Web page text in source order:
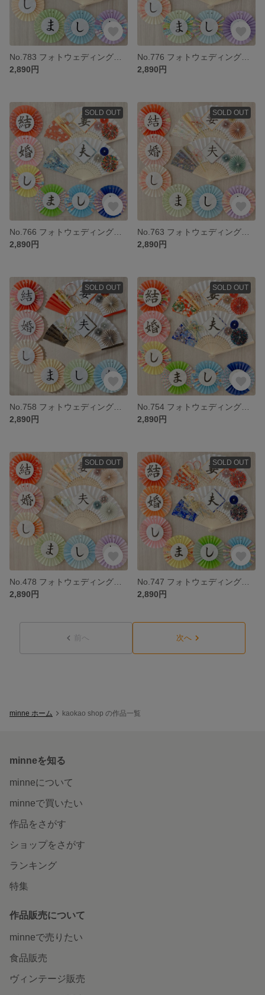
2,890円
2,890円
SOLD OUT
2,890円
SOLD OUT
2,890円
SOLD OUT
2,890円
SOLD OUT
2,890円
SOLD OUT
2,890円
SOLD OUT
2,890円
前へ 次へ
minne ホーム kaokao shop の作品一覧
minneを知る
minneについて
minneで買いたい
作品をさがす
ショップをさがす
ランキング
特集
作品販売について
minneで売りたい
食品販売
ヴィンテージ販売